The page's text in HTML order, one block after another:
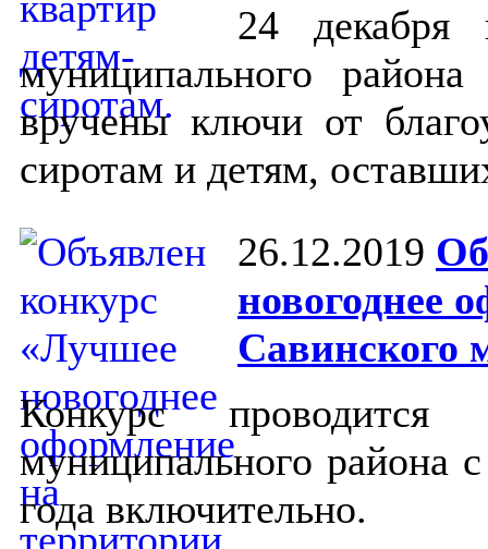
24 декабря
муниципального района
вручены ключи от
сиротам и детям,
26.12.2019
новогоднее
Савинского
Конкурс проводится
муниципального района
года включительно.